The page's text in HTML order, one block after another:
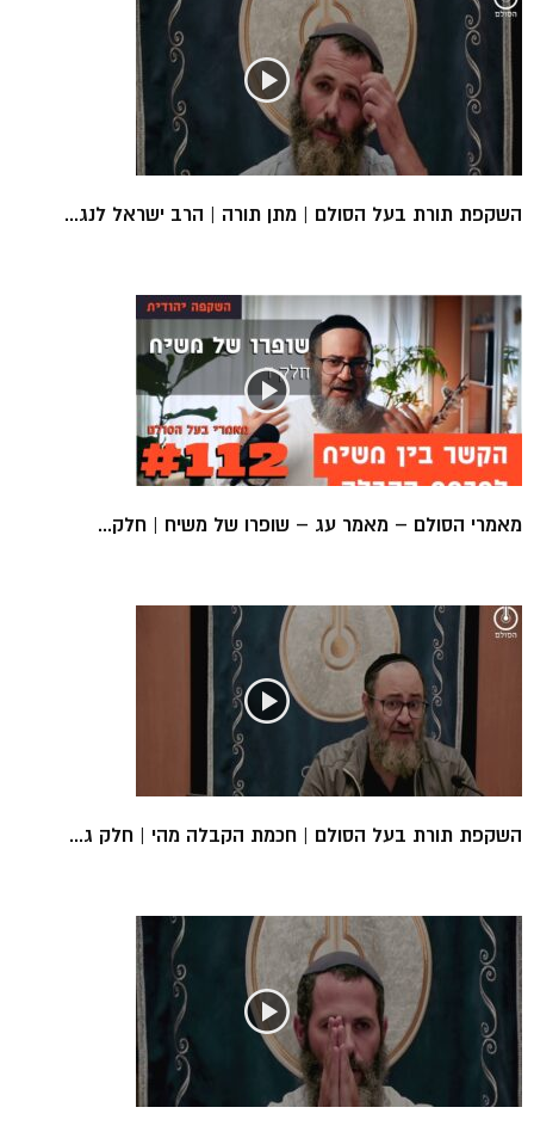
השקפת תורת בעל הסולם | מתן תורה | הרב ישראל לנג...
מאמרי הסולם – מאמר עג – שופרו של משיח | חלק...
השקפת תורת בעל הסולם | חכמת הקבלה מהי | חלק ג...